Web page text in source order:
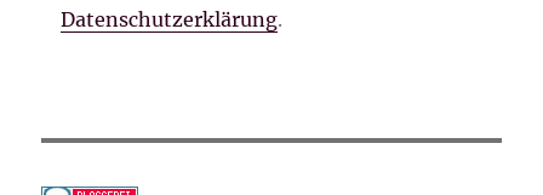
Datenschutzerklärung.